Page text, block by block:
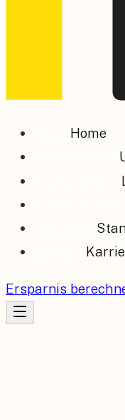
Home
Ersparnis